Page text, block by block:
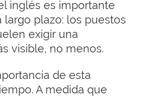
inglés es importante
plazo: los puestos
exigir una
visible, no menos.
de esta
A medida que